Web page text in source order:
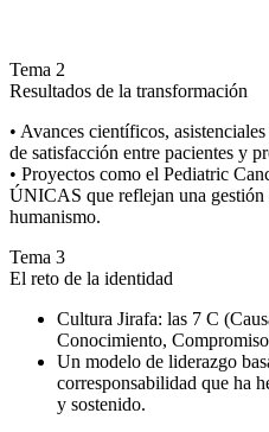
Tema 2
Resultados de la transformación
• Avances científicos,
de satisfacción entre pacientes y
• Proyectos como el Pediatric
ÚNICAS que reflejan una
humanismo.
Tema 3
El reto de la identidad
Cultura Jirafa: las 7 C
Conocimiento,
Un modelo de liderazgo
corresponsabilidad que ha
y sostenido.